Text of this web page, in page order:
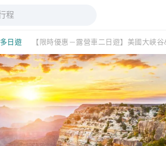
多日遊 【限時優惠－露營車二日遊】美國大峽